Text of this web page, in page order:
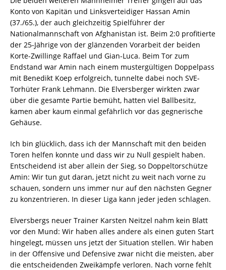
Konto von Kapitän und Linksverteidiger Hassan Amin
(37./65.), der auch gleichzeitig Spielführer der
Nationalmannschaft von Afghanistan ist. Beim 2:0 profitierte
der 25-Jährige von der glänzenden Vorarbeit der beiden
Korte-Zwillinge Raffael und Gian-Luca. Beim Tor zum
Endstand war Amin nach einem mustergültigen Doppelpass
mit Benedikt Koep erfolgreich, tunnelte dabei noch SVE-
Torhüter Frank Lehmann. Die Elversberger wirkten zwar
über die gesamte Partie bemüht, hatten viel Ballbesitz,
kamen aber kaum einmal gefährlich vor das gegnerische
Gehäuse.
Ich bin glücklich, dass ich der Mannschaft mit den beiden
Toren helfen konnte und dass wir zu Null gespielt haben.
Entscheidend ist aber allein der Sieg, so Doppeltorschütze
Amin: Wir tun gut daran, jetzt nicht zu weit nach vorne zu
schauen, sondern uns immer nur auf den nächsten Gegner
zu konzentrieren. In dieser Liga kann jeder jeden schlagen.
Elversbergs neuer Trainer Karsten Neitzel nahm kein Blatt
vor den Mund: Wir haben alles andere als einen guten Start
hingelegt, müssen uns jetzt der Situation stellen. Wir haben
in der Offensive und Defensive zwar nicht die meisten, aber
die entscheidenden Zweikämpfe verloren. Nach vorne fehlt